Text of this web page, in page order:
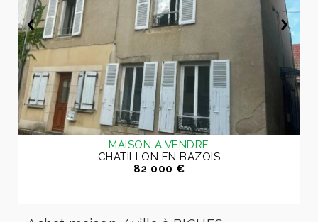
MAISON A VENDRE
CHATILLON EN BAZOIS
82 000 €